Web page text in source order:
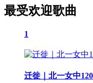
最受欢迎歌曲
1
迁徙｜北一女中